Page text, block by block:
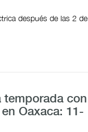
después de las 2 de
temporada con
Oaxaca: 11-